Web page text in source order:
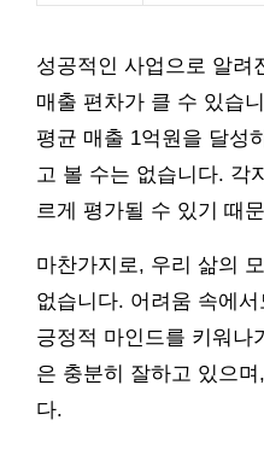
성공적인 사업으로 알려
매출 편차가 클 수 있습
평균 매출 1억원을 달성
고 볼 수는 없습니다. 각
르게 평가될 수 있기 때
마찬가지로, 우리 삶의
없습니다. 어려움 속에
긍정적 마인드를 키워나
은 충분히 잘하고 있으
다.